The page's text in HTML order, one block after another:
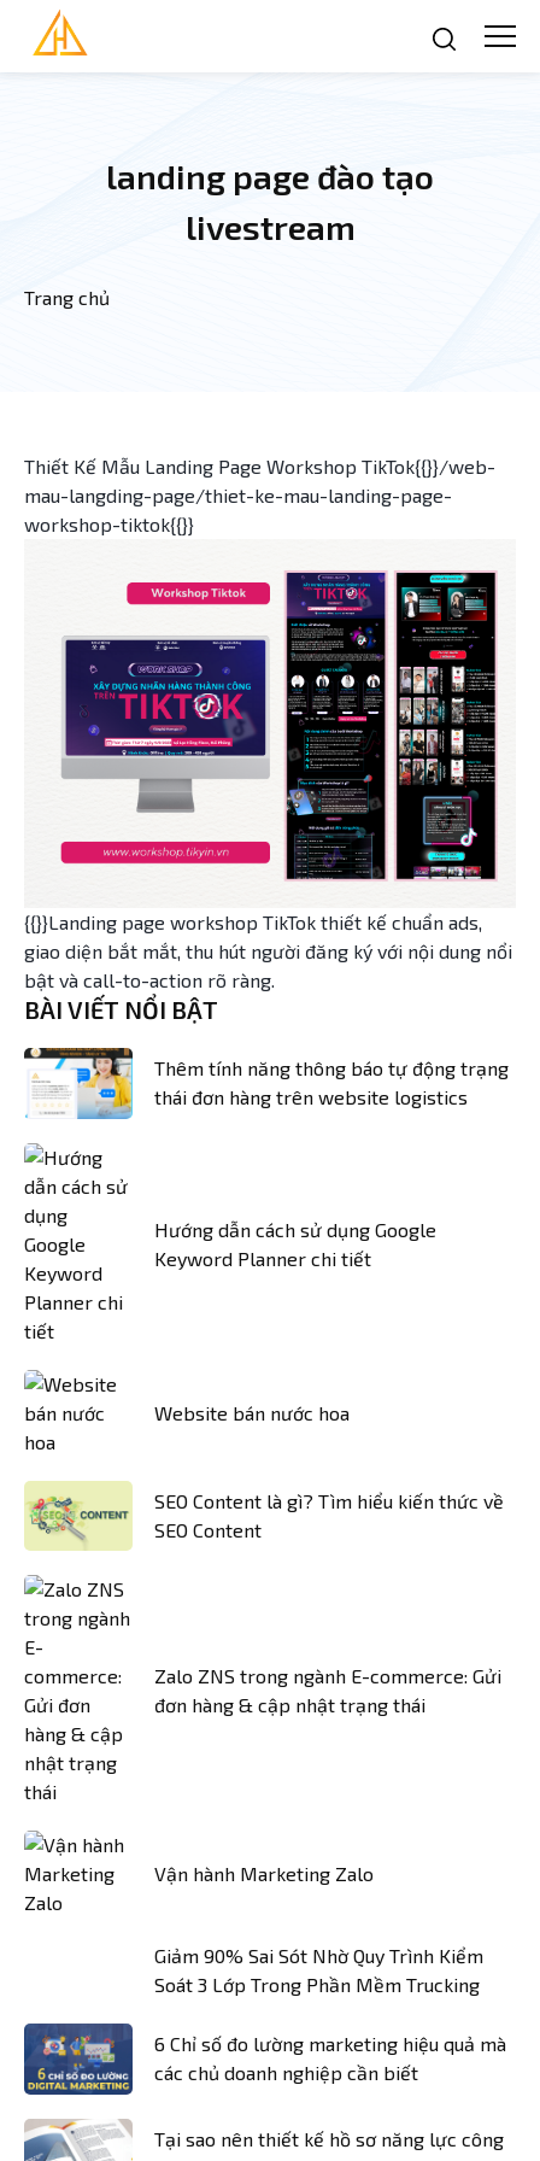
Nhảy đến nội dung
landing page đào tạo
livestream
Bạn đang ở đây
Trang chủ
Thiết Kế Mẫu Landing Page Workshop TikTok{{}}/web-
mau-langding-page/thiet-ke-mau-landing-page-
workshop-tiktok{{}}
{{}}Landing page workshop TikTok thiết kế chuẩn ads,
giao diện bắt mắt, thu hút người đăng ký với nội dung nổi
bật và call-to-action rõ ràng.
BÀI VIẾT NỔI BẬT
Thêm tính năng thông báo tự động trạng
thái đơn hàng trên website logistics
Hướng dẫn cách sử dụng Google
Keyword Planner chi tiết
Website bán nước hoa
SEO Content là gì? Tìm hiểu kiến thức về
SEO Content
Zalo ZNS trong ngành E-commerce: Gửi
đơn hàng & cập nhật trạng thái
Vận hành Marketing Zalo
Giảm 90% Sai Sót Nhờ Quy Trình Kiểm
Soát 3 Lớp Trong Phần Mềm Trucking
6 Chỉ số đo lường marketing hiệu quả mà
các chủ doanh nghiệp cần biết
Tại sao nên thiết kế hồ sơ năng lực công